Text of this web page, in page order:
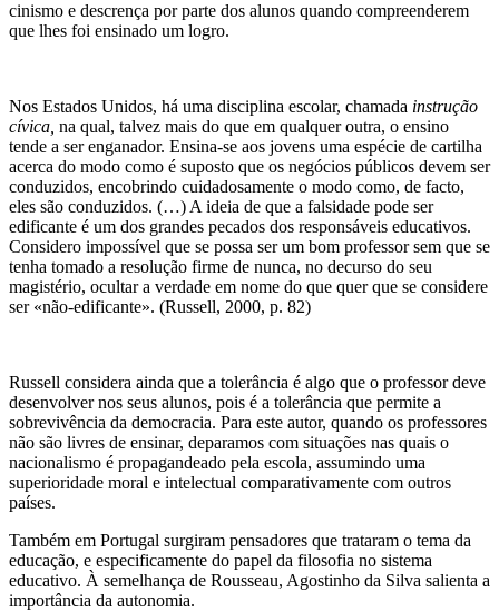
cinismo e descrença por parte dos alunos quando compreenderem
que lhes foi ensinado um logro.
Nos Estados Unidos, há uma disciplina escolar, chamada instrução
cívica, na qual, talvez mais do que em qualquer outra, o ensino
tende a ser enganador. Ensina-se aos jovens uma espécie de cartilha
acerca do modo como é suposto que os negócios públicos devem ser
conduzidos, encobrindo cuidadosamente o modo como, de facto,
eles são conduzidos. (…) A ideia de que a falsidade pode ser
edificante é um dos grandes pecados dos responsáveis educativos.
Considero impossível que se possa ser um bom professor sem que se
tenha tomado a resolução firme de nunca, no decurso do seu
magistério, ocultar a verdade em nome do que quer que se considere
ser «não-edificante». (Russell, 2000, p. 82)
Russell considera ainda que a tolerância é algo que o professor deve
desenvolver nos seus alunos, pois é a tolerância que permite a
sobrevivência da democracia. Para este autor, quando os professores
não são livres de ensinar, deparamos com situações nas quais o
nacionalismo é propagandeado pela escola, assumindo uma
superioridade moral e intelectual comparativamente com outros
países.
Também em Portugal surgiram pensadores que trataram o tema da
educação, e especificamente do papel da filosofia no sistema
educativo. À semelhança de Rousseau, Agostinho da Silva salienta a
importância da autonomia.